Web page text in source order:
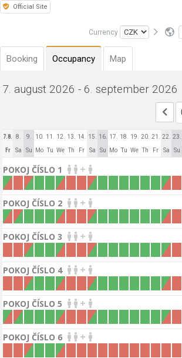
Official Site
Currency
Booking Occupancy Map
7. august 2026 - 6. september 2026
7.8.
Fr
8.
Sa
9.
Su
10.
Mo
11.
Tu
12.
We
13.
Th
14.
Fr
15.
Sa
16.
Su
17.
Mo
18.
Tu
19.
We
20.
Th
21.
Fr
22.
Sa
23.
Su
POKOJ ČÍSLO 1 +
POKOJ ČÍSLO 2 +
POKOJ ČÍSLO 3 +
POKOJ ČÍSLO 4 +
POKOJ ČÍSLO 5 +
POKOJ ČÍSLO 6 +